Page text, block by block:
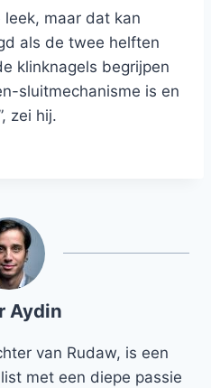
maar dat kan
als de twee helften
klinknagels begrijpen
sluitmechanisme is en
zei hij.
Aydin
van Rudaw, is een
met een diepe passie